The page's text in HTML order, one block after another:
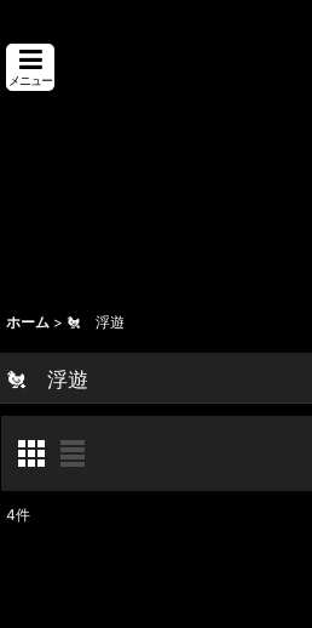
メニュー
ホーム > 🐔 浮遊
🐔 浮遊
4件